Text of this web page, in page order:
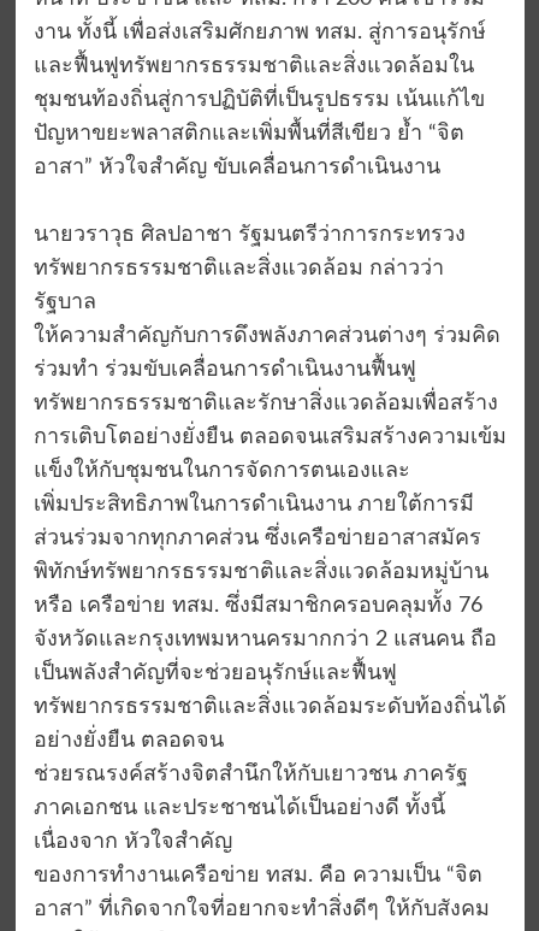
งาน ทั้งนี้ เพื่อส่งเสริมศักยภาพ ทสม. สู่การอนุรักษ์
และฟื้นฟูทรัพยากรธรรมชาติและสิ่งแวดล้อมใน
ชุมชนท้องถิ่นสู่การปฏิบัติที่เป็นรูปธรรม เน้นแก้ไข
ปัญหาขยะพลาสติกและเพิ่มพื้นที่สีเขียว ย้ำ “จิต
อาสา” หัวใจสำคัญ ขับเคลื่อนการดำเนินงาน
นายวราวุธ ศิลปอาชา รัฐมนตรีว่าการกระทรวง
ทรัพยากรธรรมชาติและสิ่งแวดล้อม กล่าวว่า
รัฐบาล
ให้ความสำคัญกับการดึงพลังภาคส่วนต่างๆ ร่วมคิด
ร่วมทำ ร่วมขับเคลื่อนการดำเนินงานฟื้นฟู
ทรัพยากรธรรมชาติและรักษาสิ่งแวดล้อมเพื่อสร้าง
การเติบโตอย่างยั่งยืน ตลอดจนเสริมสร้างความเข้ม
แข็งให้กับชุมชนในการจัดการตนเองและ
เพิ่มประสิทธิภาพในการดำเนินงาน ภายใต้การมี
ส่วนร่วมจากทุกภาคส่วน ซึ่งเครือข่ายอาสาสมัคร
พิทักษ์ทรัพยากรธรรมชาติและสิ่งแวดล้อมหมู่บ้าน
หรือ เครือข่าย ทสม. ซึ่งมีสมาชิกครอบคลุมทั้ง 76
จังหวัดและกรุงเทพมหานครมากกว่า 2 แสนคน ถือ
เป็นพลังสำคัญที่จะช่วยอนุรักษ์และฟื้นฟู
ทรัพยากรธรรมชาติและสิ่งแวดล้อมระดับท้องถิ่นได้
อย่างยั่งยืน ตลอดจน
ช่วยรณรงค์สร้างจิตสำนึกให้กับเยาวชน ภาครัฐ
ภาคเอกชน และประชาชนได้เป็นอย่างดี ทั้งนี้
เนื่องจาก หัวใจสำคัญ
ของการทำงานเครือข่าย ทสม. คือ ความเป็น “จิต
อาสา” ที่เกิดจากใจที่อยากจะทำสิ่งดีๆ ให้กับสังคม